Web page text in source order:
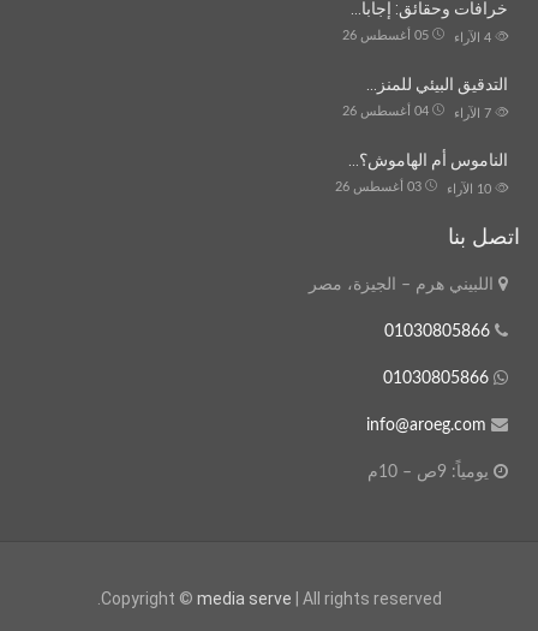
خرافات وحقائق: إجابا…
05 أغسطس 26 الآراء
التدقيق البيئي للمنز…
04 أغسطس 26 الآراء
الناموس أم الهاموش؟…
03 أغسطس 26 الآراء
اتصل بنا
اللبيني هرم – الجيزة، مصر
01030805866
01030805866
info@aroeg.com
يومياً: 9ص – 10م
Copyright © media serve | All rights reserved.